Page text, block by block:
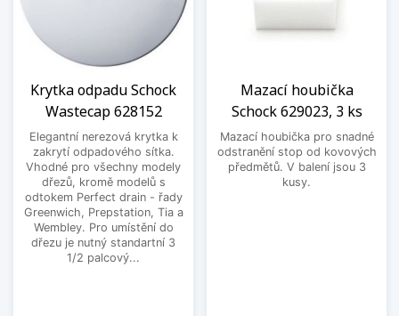
Krytka odpadu Schock
Wastecap 628152
Elegantní nerezová krytka k
zakrytí odpadového sítka.
Vhodné pro všechny modely
dřezů, kromě modelů s
odtokem Perfect drain - řady
Greenwich, Prepstation, Tia a
Wembley. Pro umístění do
dřezu je nutný standartní 3
1/2 palcový...
Mazací houbička
Schock 629023, 3 ks
Mazací houbička pro snadné
odstranění stop od kovových
předmětů. V balení jsou 3
kusy.